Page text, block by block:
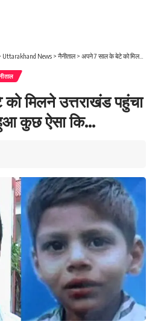
Uttarakhand News > नैनीताल> अपने 7 साल के बेटे को मिलने उत्तराखंड पहुंचा पिता, लेकिन फिर हुआ कुछ ऐसा कि…
मिलने उत्तराखंड पहुंचा
कुछ ऐसा कि…